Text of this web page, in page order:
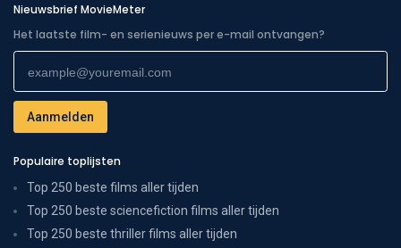
Nieuwsbrief MovieMeter
Het laatste film- en serienieuws per e-mail ontvangen?
Populaire toplijsten
Top 250 beste films aller tijden
Top 250 beste sciencefiction films aller tijden
Top 250 beste thriller films aller tijden